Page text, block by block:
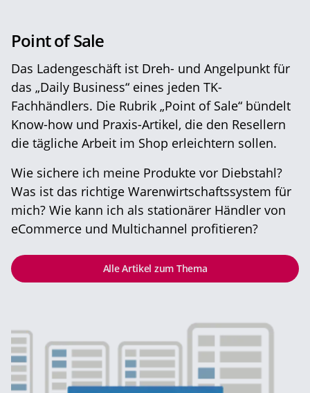
Point of Sale
Das Ladengeschäft ist Dreh- und Angelpunkt für
das „Daily Business“ eines jeden TK-
Fachhändlers. Die Rubrik „Point of Sale“ bündelt
Know-how und Praxis-Artikel, die den Resellern
die tägliche Arbeit im Shop erleichtern sollen.
Wie sichere ich meine Produkte vor Diebstahl?
Was ist das richtige Warenwirtschaftssystem für
mich? Wie kann ich als stationärer Händler von
eCommerce und Multichannel profitieren?
Alle Artikel zum Thema